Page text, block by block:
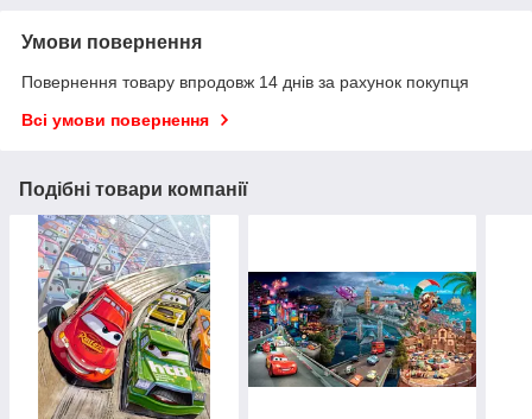
Умови повернення
Повернення товару впродовж 14 днів за рахунок покупця
Всі умови повернення
Подібні товари компанії